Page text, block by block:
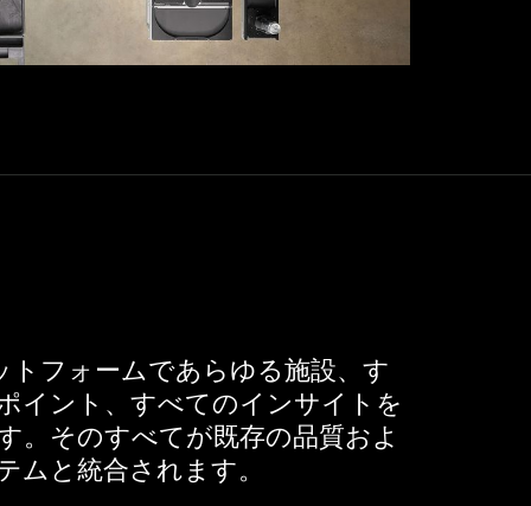
トフォームであらゆる施設、す
イント、すべてのインサイトを
。そのすべてが既存の品質およ
ムと統合されます。